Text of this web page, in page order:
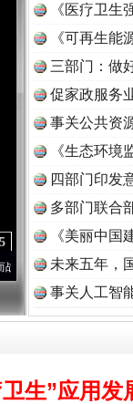
纪”事⑧加强纪律..·[视频]
《医疗卫生
《可再生能
三部门：做
促家政服务
事关公共资
《生态环境
读
四部门印发
多部门联合
《美丽中国
未来五年，
事关人工智
生”应用发